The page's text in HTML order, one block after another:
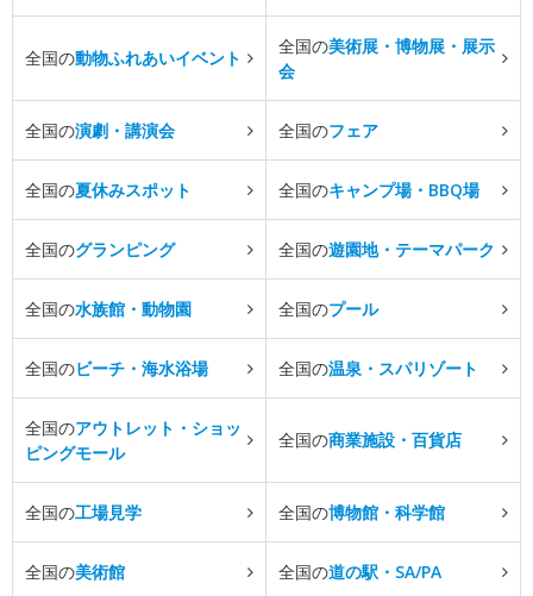
全国の動物ふれあいイベント
全国の美術展・博物展・展示
会
全国の演劇・講演会 全国のフェア
全国の夏休みスポット 全国のキャンプ場・BBQ場
全国のグランピング 全国の遊園地・テーマパーク
全国の水族館・動物園 全国のプール
全国のビーチ・海水浴場 全国の温泉・スパリゾート
全国のアウトレット・ショッ
ピングモール
全国の商業施設・百貨店
全国の工場見学 全国の博物館・科学館
全国の美術館 全国の道の駅・SA/PA